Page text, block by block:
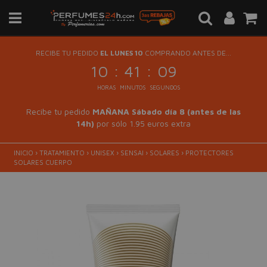
RECIBE TU PEDIDO EL LUNES 10 COMPRANDO ANTES DE...
10 : 41 : 09
HORAS MINUTOS SEGUNDOS
Recibe tu pedido MAÑANA Sábado día 8 (antes de las
14h) por sólo 1.95 euros extra
INICIO › TRATAMIENTO › UNISEX › SENSAI › SOLARES › PROTECTORES
SOLARES CUERPO